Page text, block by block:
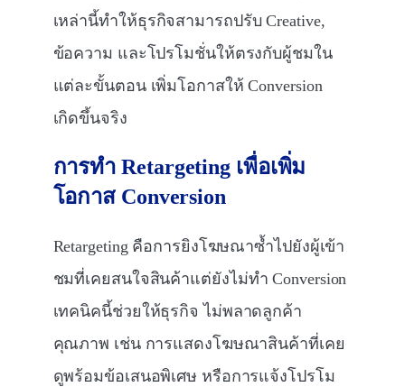
เหล่านี้ทำให้ธุรกิจสามารถปรับ Creative,
ข้อความ และโปรโมชั่นให้ตรงกับผู้ชมใน
แต่ละขั้นตอน เพิ่มโอกาสให้ Conversion
เกิดขึ้นจริง
การทำ Retargeting เพื่อเพิ่ม
โอกาสConversion
Retargeting คือการยิงโฆษณาซ้ำไปยังผู้เข้า
ชมที่เคยสนใจสินค้าแต่ยังไม่ทำ Conversion
เทคนิคนี้ช่วยให้ธุรกิจ ไม่พลาดลูกค้า
คุณภาพ เช่น การแสดงโฆษณาสินค้าที่เคย
ดูพร้อมข้อเสนอพิเศษ หรือการแจ้งโปรโม